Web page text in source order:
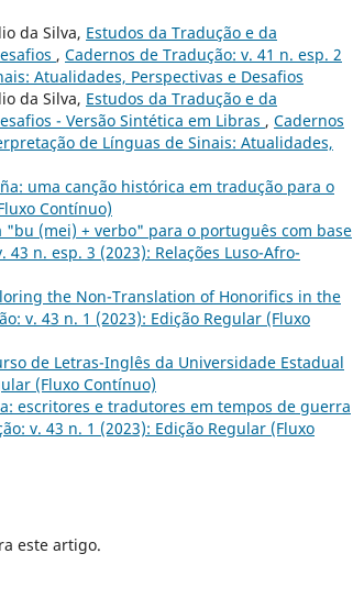
da Silva, Estudos da Tradução e da
, Cadernos de Tradução: v. 41 n. esp. 2
Atualidades, Perspectivas e Desafios
da Silva, Estudos da Tradução e da
- Versão Sintética em Libras , Cadernos
de Línguas de Sinais: Atualidades,
uma canção histórica em tradução para o
Contínuo)
(mei) + verbo" para o português com base
43 n. esp. 3 (2023): Relações Luso-Afro-
the Non-Translation of Honorifics in the
v. 43 n. 1 (2023): Edição Regular (Fluxo
de Letras-Inglês da Universidade Estadual
(Fluxo Contínuo)
escritores e tradutores em tempos de guerra
v. 43 n. 1 (2023): Edição Regular (Fluxo
este artigo.